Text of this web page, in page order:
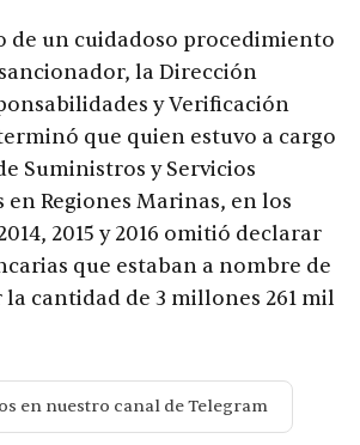
de un cuidadoso procedimiento
la Dirección
y Verificación
que quien estuvo a cargo
Suministros y Servicios
Regiones Marinas, en los
2015 y 2016 omitió declarar
que estaban a nombre de
la cantidad de 3 millones 261 mil
en nuestro canal de Telegram